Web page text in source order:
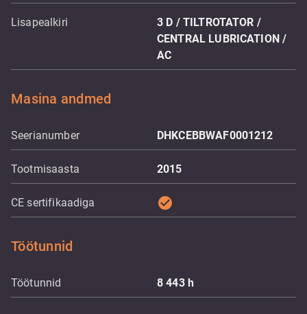
Lisapealkiri
3 D / TILTROTATOR /
CENTRAL LUBRICATION /
AC
Masina andmed
Seerianumber DHKCEBBWAF0001212
Tootmisaasta 2015
CE sertifikaadiga check_circle
Töötunnid
Töötunnid 8 443 h